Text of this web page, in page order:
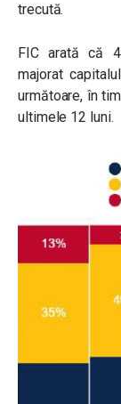
trecută.
FIC arată că
majorat
următoare, în
ultimele 12 luni.